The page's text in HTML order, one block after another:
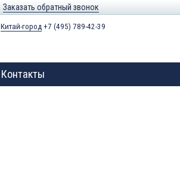
Заказать обратный звонок
Китай-город+7 (495) 789-42-39
Контакты